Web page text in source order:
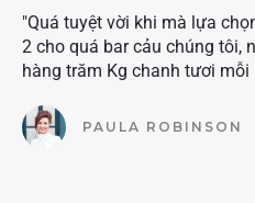
"Quá tuyệt vời khi mà lựa
2 cho quá bar cảu chúng tôi,
hàng trăm Kg chanh tươi mỗi
PAULA ROBINSON